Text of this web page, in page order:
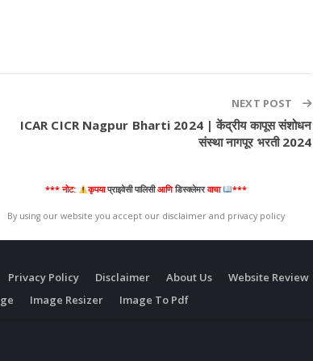
NEXT POST
ICAR CICR Nagpur Bharti 2024 | केंद्रीय कापूस संशोधन
संस्था नागपूर भरती 2024
*** नोट: कृपयाप्राइवेसी पालिसीआणिडिस्क्लेमर वाचा ***
By using our website you accept our disclaimer and privacy policy
Privacy Policy Disclaimer About Us Website Review
Image Resizer Image To Pdf